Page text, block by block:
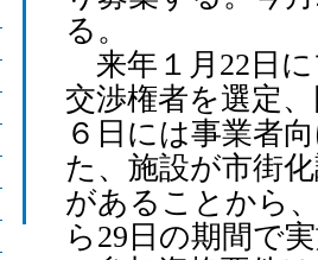
る。
来年１月22日
交渉権者を選定
６日には事業者
た、施設が市街
があることから
ら29日の期間で